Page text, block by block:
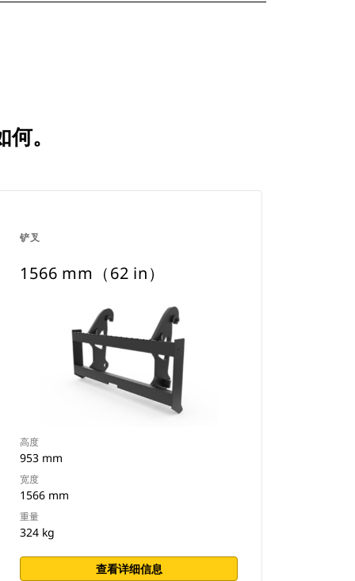
。
铲叉
1566 mm（62 in）
高度
953 mm
宽度
1566 mm
重量
324 kg
查看详细信息